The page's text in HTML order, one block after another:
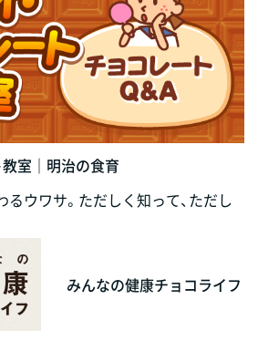
室｜明治の食育
ウワサ。ただしく知って、ただし
みんなの健康チョコライフ